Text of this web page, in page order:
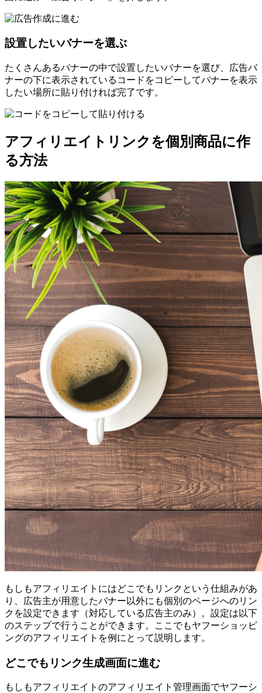
設置したいバナーを選ぶ
たくさんあるバナーの中で設置したいバナーを選び、広告バ
ナーの下に表示されているコードをコピーしてバナーを表示
したい場所に貼り付ければ完了です。
アフィリエイトリンクを個別商品に作
る方法
もしもアフィリエイトにはどこでもリンクという仕組みがあ
り、広告主が用意したバナー以外にも個別のページへのリン
クを設定できます（対応している広告主のみ）。設定は以下
のステップで行うことができます。ここでもヤフーショッピ
ングのアフィリエイトを例にとって説明します。
どこでもリンク生成画面に進む
もしもアフィリエイトのアフィリエイト管理画面でヤフーシ